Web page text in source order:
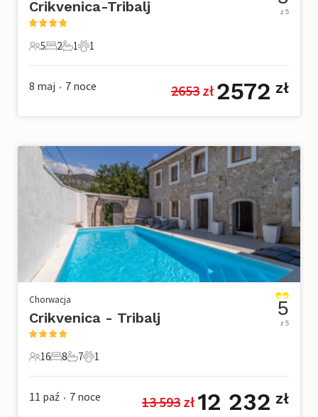
Crikvenica-Tribalj
5 Goście
5
2 Sypialnie
2
1 Łazienka
1
1 Zwierzę domowe
1
z 5
8 maj • 7 noce 2653 zł 2572 zł
Chorwacja
Crikvenica - Tribalj
16 Goście
16
8 Sypialnie
8
7 Łazienki
7
1 Zwierzę domowe
1
5
z 5
11 paź • 7 noce 13 593 zł 12 232 zł